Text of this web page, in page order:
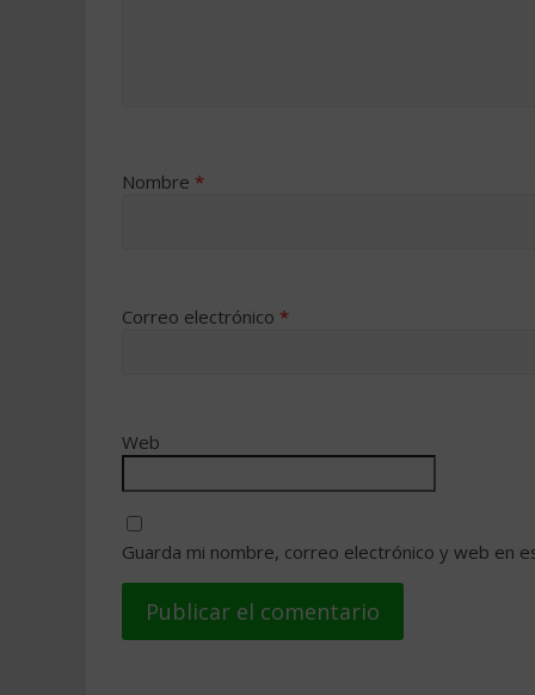
Nombre *
Correo electrónico *
Web
Guarda mi nombre, correo electrónico y web en